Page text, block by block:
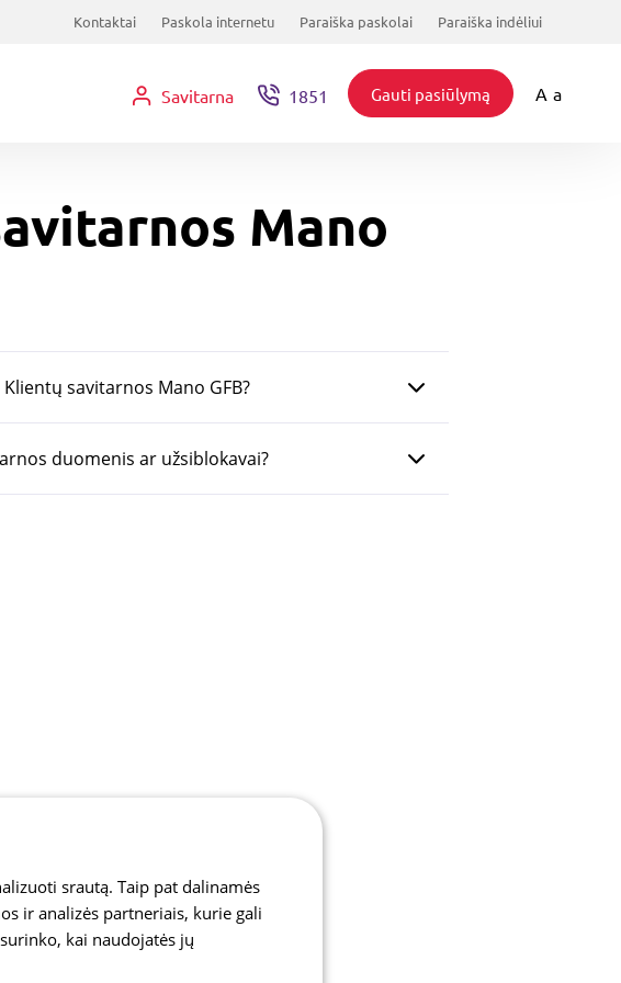
Kontaktai Paskola internetu Paraiška paskolai Paraiška indėliui
Savitarna 1851 Gauti pasiūlymą A a
Mano
savitarnos Mano GFB?
duomenis ar užsiblokavai?
srautą. Taip pat dalinamės
ir analizės partneriais, kurie gali
kai naudojatės jų